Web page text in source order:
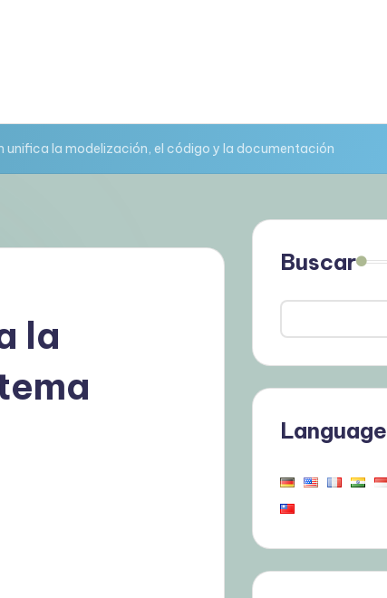
unifica la modelización, el código y la documentación
la
Buscar
Language